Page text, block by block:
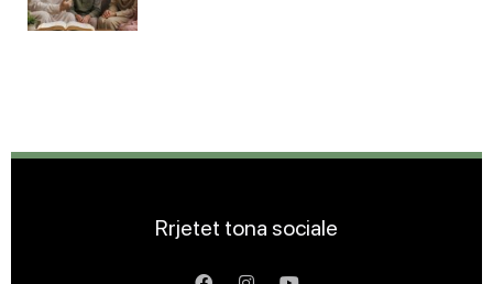
Rrjetet tona sociale